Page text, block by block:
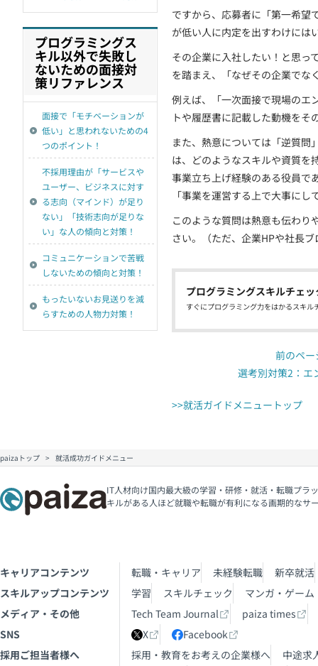
ですから、応募者に「第一希望
が低い人に内定を出すわけには
その企業に入社したい！と思っ
を踏まえ、「なぜその企業でな
例えば、「一次面接で現場のエ
トや履歴書に記載した動機を
また、熱意については「逆質問
は、どのようなスキルや資質を
事業立ち上げ経験のある役員で
「事業を運営する上で大事に
このような質問は熱意も伝わり
さい。（ただ、企業HPや社長
プログラミングスキルチェッ
すぐにプログラミング力をはかるスキ
前のペー
選考別対策2：エ
プログラミングス
キル以外で失敗し
ないための面接対
策リファレンス
面接で「モチベーションが
低い」と思われないための4
つのポイント！
不採用理由が「サービスや
ユーザー、ビジネスに対す
る志向（マインド）が足り
ない」「技術志向が足りな
い」な人の傾向と対策！
コミュニケーションで苦戦
しないための傾向と対策！
もったいないお見送りを減
らすための人物力対策！
>>就活ガイドメニュートップ
paizaトップ 就活成功ガイドメニュー
IT人材向け国内最大級の学習・研修・就活・転職プラ
キルがある人ほど就職や転職が有利になる画期的なサ
キャリアコンテンツ 転職・キャリア 未経験転職
新卒就活
スキルアップコンテンツ
学習 スキルチェック
マンガ・ゲーム
メディア・その他
Tech Team Journal
paiza times
SNS
X
Facebook
採用ご担当者様へ
採用・教育をお考えの企業様へ 中途求